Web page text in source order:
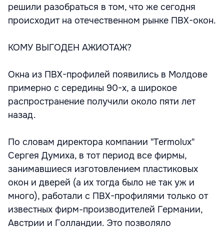
решили разобраться в том, что же сегодня
происходит на отечественном рынке ПВХ-окон.
КОМУ ВЫГОДЕН АЖИОТАЖ?
Окна из ПВХ-профилей появились в Молдове
примерно с середины 90-х, а широкое
распространение получили около пяти лет
назад.
По словам директора компании "Termolux"
Сергея Думиха, в тот период все фирмы,
занимавшиеся изготовлением пластиковых
окон и дверей (а их тогда было не так уж и
много), работали с ПВХ-профилями только от
известных фирм-производителей Германии,
Австрии и Голландии. Это позволяло